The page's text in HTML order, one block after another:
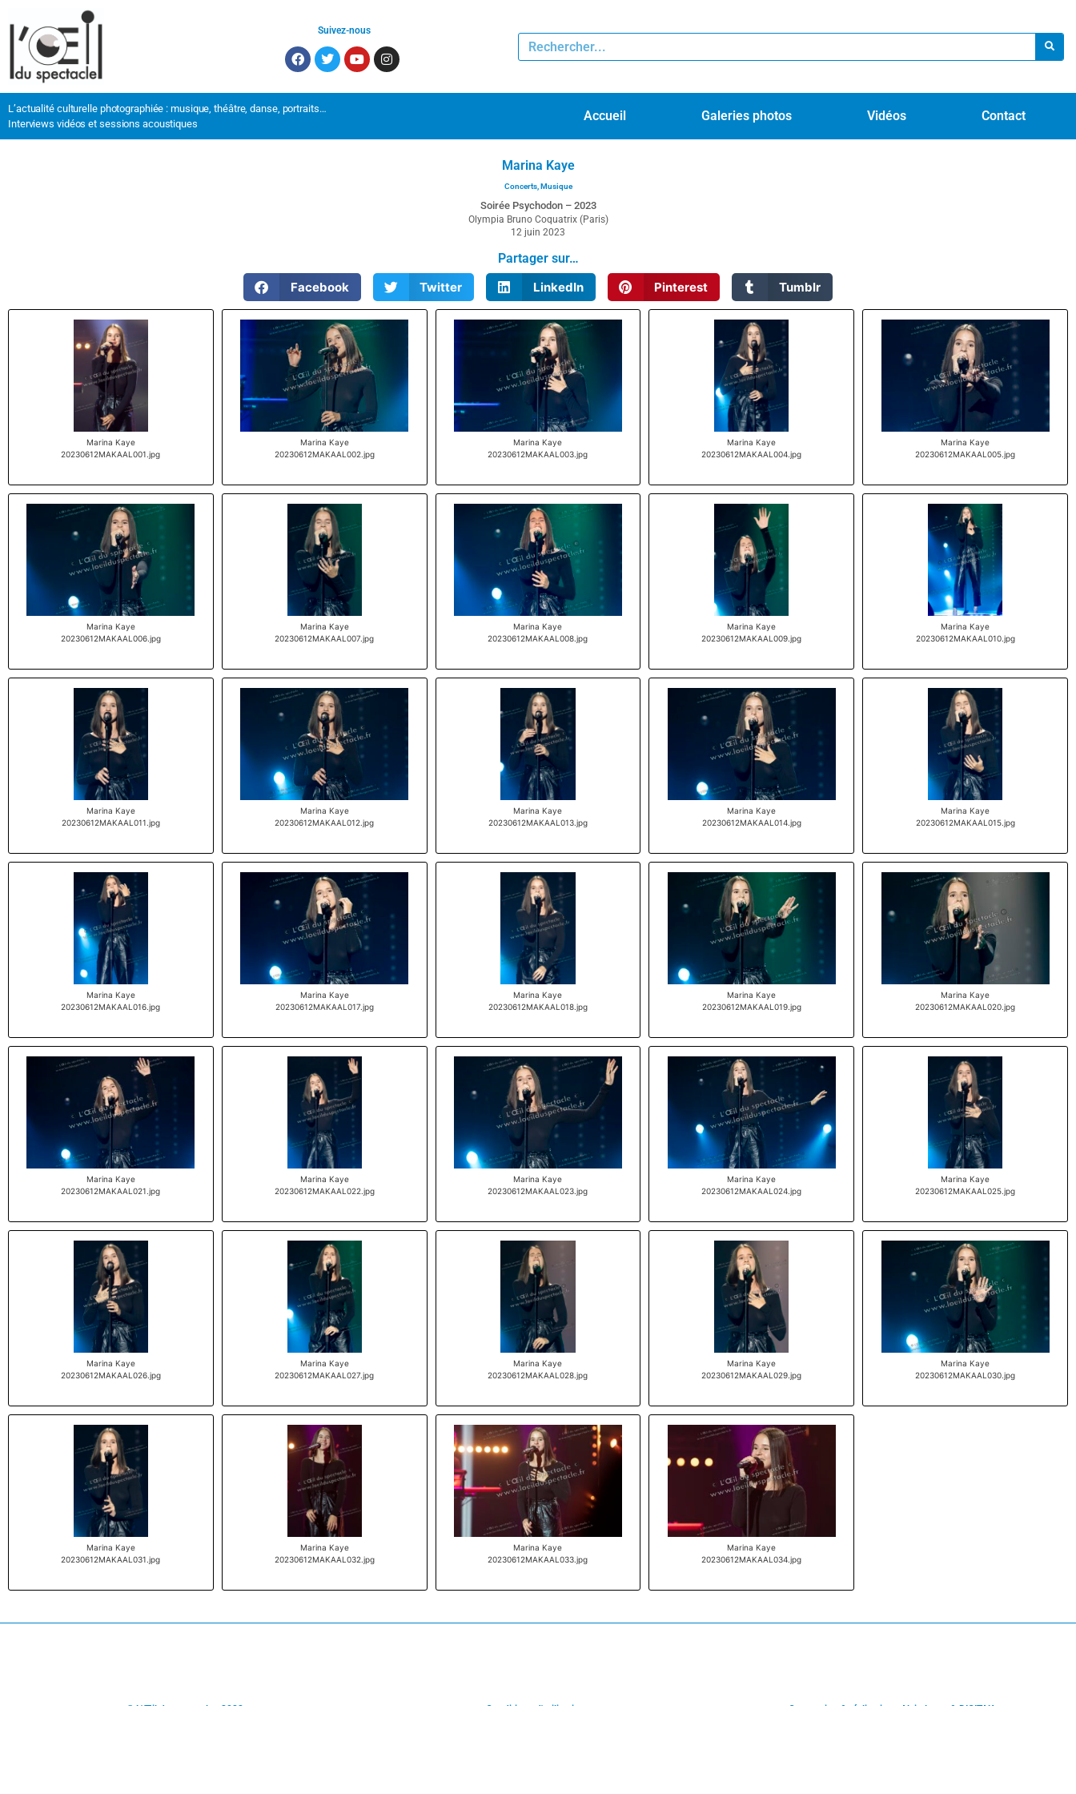
Suivez-nous
L’actualité culturelle photographiée : musique, théâtre, danse, portraits…
Interviews vidéos et sessions acoustiques
Accueil Galeries photos Vidéos Contact
Marina Kaye
Concerts, Musique
Soirée Psychodon – 2023
Olympia Bruno Coquatrix (Paris)
12 juin 2023
Partager sur…
Facebook
Twitter LinkedIn Pinterest Tumblr
Marina Kaye
20230612MAKAAL001.jpg
Marina Kaye
20230612MAKAAL002.jpg
Marina Kaye
20230612MAKAAL003.jpg
Marina Kaye
20230612MAKAAL004.jpg
Marina Kaye
20230612MAKAAL005.jpg
Marina Kaye
20230612MAKAAL006.jpg
Marina Kaye
20230612MAKAAL007.jpg
Marina Kaye
20230612MAKAAL008.jpg
Marina Kaye
20230612MAKAAL009.jpg
Marina Kaye
20230612MAKAAL010.jpg
Marina Kaye
20230612MAKAAL011.jpg
Marina Kaye
20230612MAKAAL012.jpg
Marina Kaye
20230612MAKAAL013.jpg
Marina Kaye
20230612MAKAAL014.jpg
Marina Kaye
20230612MAKAAL015.jpg
Marina Kaye
20230612MAKAAL016.jpg
Marina Kaye
20230612MAKAAL017.jpg
Marina Kaye
20230612MAKAAL018.jpg
Marina Kaye
20230612MAKAAL019.jpg
Marina Kaye
20230612MAKAAL020.jpg
Marina Kaye
20230612MAKAAL021.jpg
Marina Kaye
20230612MAKAAL022.jpg
Marina Kaye
20230612MAKAAL023.jpg
Marina Kaye
20230612MAKAAL024.jpg
Marina Kaye
20230612MAKAAL025.jpg
Marina Kaye
20230612MAKAAL026.jpg
Marina Kaye
20230612MAKAAL027.jpg
Marina Kaye
20230612MAKAAL028.jpg
Marina Kaye
20230612MAKAAL029.jpg
Marina Kaye
20230612MAKAAL030.jpg
Marina Kaye
20230612MAKAAL031.jpg
Marina Kaye
20230612MAKAAL032.jpg
Marina Kaye
20230612MAKAAL033.jpg
Marina Kaye
20230612MAKAAL034.jpg
© L'Œil du spectacle - 2022 Conditions d'utilisations Conception & réalisation : Alain Leroy & DIGITAK